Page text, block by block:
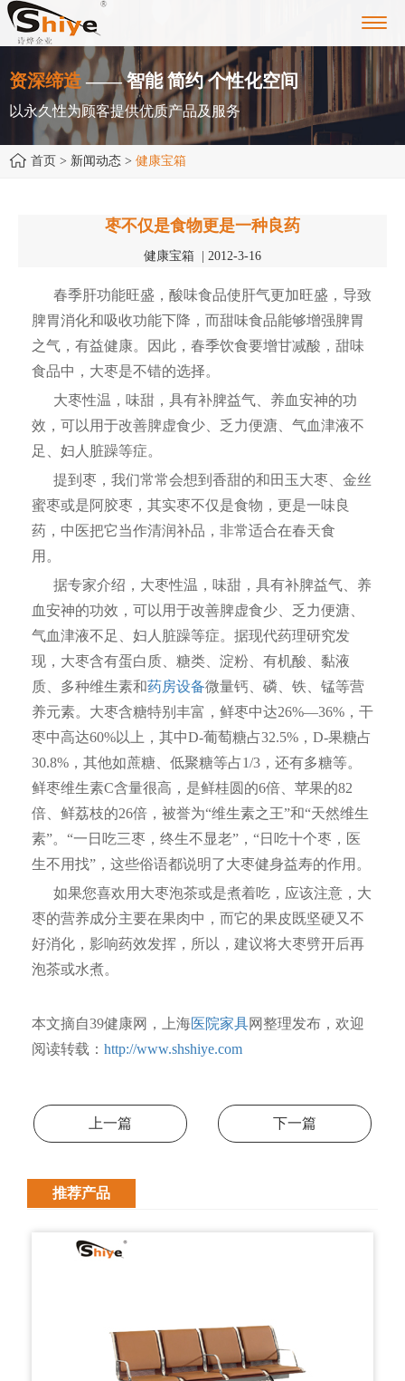
资深缔造 —— 智能 简约 个性化空间
以永久性为顾客提供优质产品及服务
首页 > 新闻动态 > 健康宝箱
枣不仅是食物更是一种良药
健康宝箱 | 2012-3-16
春季肝功能旺盛，酸味食品使肝气更加旺盛，导致
脾胃消化和吸收功能下降，而甜味食品能够增强脾胃
之气，有益健康。因此，春季饮食要增甘减酸，甜味
食品中，大枣是不错的选择。
大枣性温，味甜，具有补脾益气、养血安神的功
效，可以用于改善脾虚食少、乏力便溏、气血津液不
足、妇人脏躁等症。
提到枣，我们常常会想到香甜的和田玉大枣、金丝
蜜枣或是阿胶枣，其实枣不仅是食物，更是一味良
药，中医把它当作清润补品，非常适合在春天食
用。
据专家介绍，大枣性温，味甜，具有补脾益气、养
血安神的功效，可以用于改善脾虚食少、乏力便溏、
气血津液不足、妇人脏躁等症。据现代药理研究发
现，大枣含有蛋白质、糖类、淀粉、有机酸、黏液
质、多种维生素和药房设备微量钙、磷、铁、锰等营
养元素。大枣含糖特别丰富，鲜枣中达26%—36%，干
枣中高达60%以上，其中D-葡萄糖占32.5%，D-果糖占
30.8%，其他如蔗糖、低聚糖等占1/3，还有多糖等。
鲜枣维生素C含量很高，是鲜桂圆的6倍、苹果的82
倍、鲜荔枝的26倍，被誉为“维生素之王”和“天然维生
素”。“一日吃三枣，终生不显老”，“日吃十个枣，医
生不用找”，这些俗语都说明了大枣健身益寿的作用。
如果您喜欢用大枣泡茶或是煮着吃，应该注意，大
枣的营养成分主要在果肉中，而它的果皮既坚硬又不
好消化，影响药效发挥，所以，建议将大枣劈开后再
泡茶或水煮。
本文摘自39健康网，上海医院家具网整理发布，欢迎
阅读转载： http://www.shshiye.com
上一篇 下一篇
推荐产品